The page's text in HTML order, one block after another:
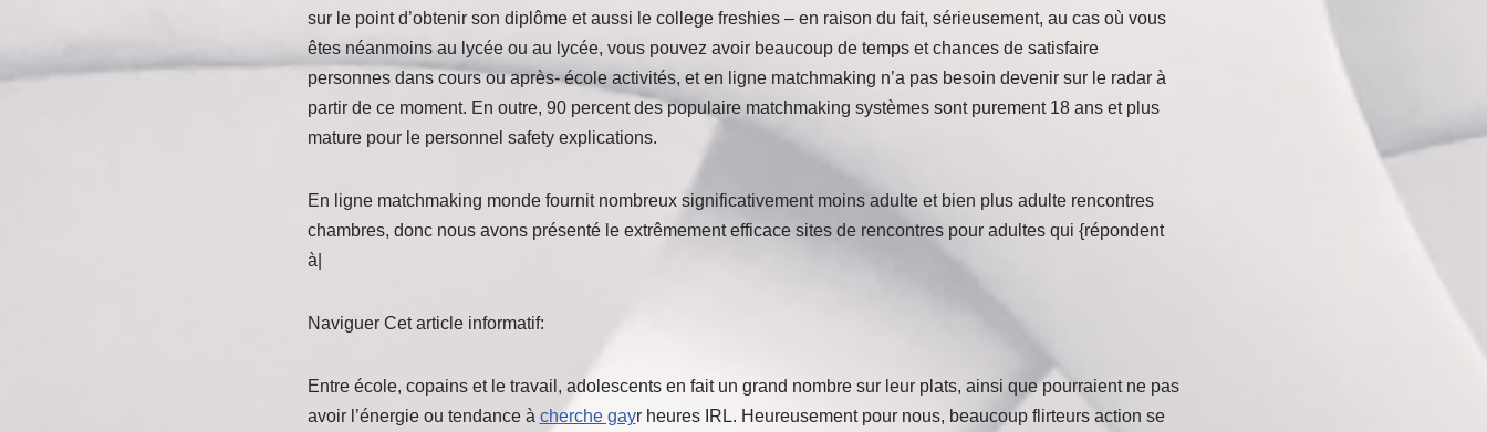
sur le point d’obtenir son diplôme et aussi le college freshies – en raison du fait, sérieusement, au cas où vous
êtes néanmoins au lycée ou au lycée, vous pouvez avoir beaucoup de temps et chances de satisfaire
personnes dans cours ou après- école activités, et en ligne matchmaking n’a pas besoin devenir sur le radar à
partir de ce moment. En outre, 90 percent des populaire matchmaking systèmes sont purement 18 ans et plus
mature pour le personnel safety explications.
En ligne matchmaking monde fournit nombreux significativement moins adulte et bien plus adulte rencontres
chambres, donc nous avons présenté le extrêmement efficace sites de rencontres pour adultes qui {répondent
à|
Naviguer Cet article informatif:
Entre école, copains et le travail, adolescents en fait un grand nombre sur leur plats, ainsi que pourraient ne pas
avoir l’énergie ou tendance à cherche gayr heures IRL. Heureusement pour nous, beaucoup flirteurs action se